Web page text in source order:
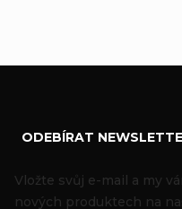
ODEBÍRAT
Vložte svůj e-mail a my
nových produktech na